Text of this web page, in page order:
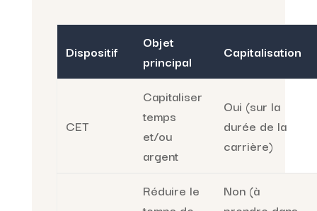
Dispositif
Objet
principal
Capitalisation
CET
Capitaliser
temps
et/ou
argent
Oui (sur la
durée de la
carrière)
Réduire le
Non (à